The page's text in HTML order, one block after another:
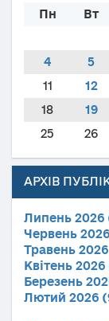
Пн Вт
4
5
11
12
18
19
25
26
АРХІВ
Липень 2026
Червень
Травень
Квітень 2026
Березень
Лютий 2026